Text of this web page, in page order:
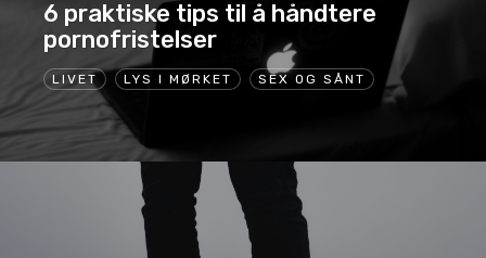
LIVET LYS I MØRKET SEX OG SÅNT
6 praktiske tips til å håndtere
pornofristelser